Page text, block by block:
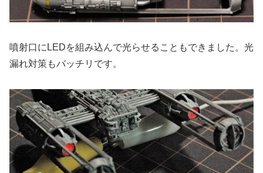
噴射口にLEDを組み込んで光らせることもできました。光
漏れ対策もバッチリです。